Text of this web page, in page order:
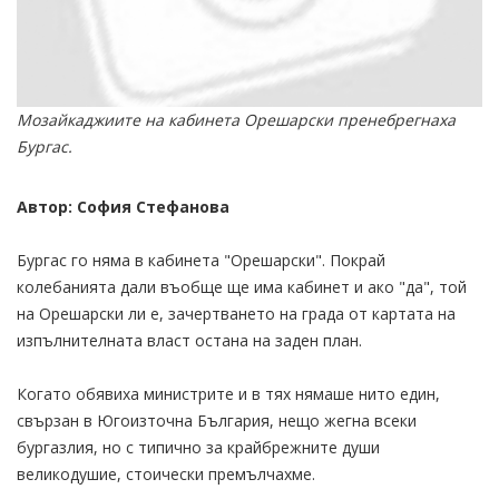
Мозайкаджиите на кабинета Орешарски пренебрегнаха
Бургас.
Автор: София Стефанова
Бургас го няма в кабинета "Орешарски". Покрай
колебанията дали въобще ще има кабинет и ако "да", той
на Орешарски ли е, зачертването на града от картата на
изпълнителната власт остана на заден план.
Когато обявиха министрите и в тях нямаше нито един,
свързан в Югоизточна България, нещо жегна всеки
бургазлия, но с типично за крайбрежните души
великодушие, стоически премълчахме.